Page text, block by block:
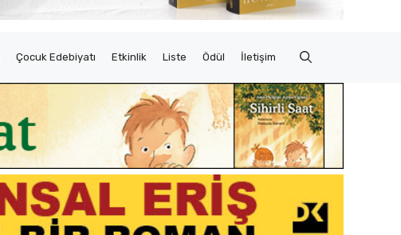
Çocuk Edebiyatı Etkinlik Liste Ödül İletişim